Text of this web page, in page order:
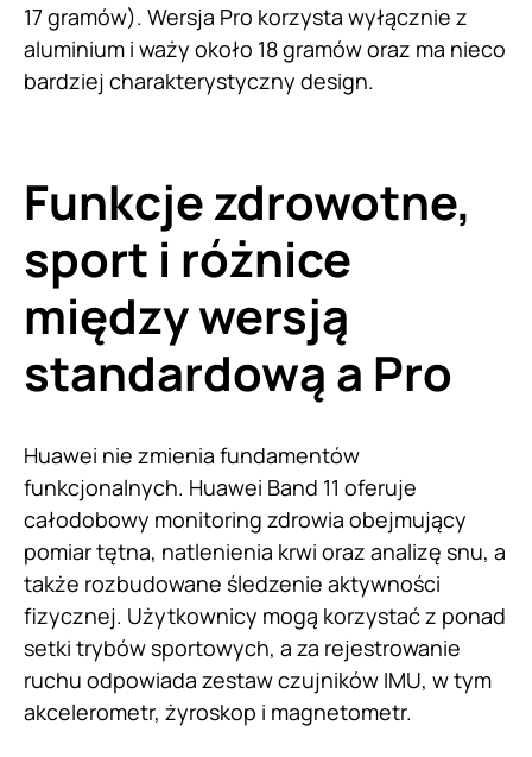
17 gramów). Wersja Pro korzysta wyłącznie z
aluminium i waży około 18 gramów oraz ma nieco
bardziej charakterystyczny design.
Funkcje zdrowotne,
sport i różnice
między wersją
standardową a Pro
Huawei nie zmienia fundamentów
funkcjonalnych. Huawei Band 11 oferuje
całodobowy monitoring zdrowia obejmujący
pomiar tętna, natlenienia krwi oraz analizę snu, a
także rozbudowane śledzenie aktywności
fizycznej. Użytkownicy mogą korzystać z ponad
setki trybów sportowych, a za rejestrowanie
ruchu odpowiada zestaw czujników IMU, w tym
akcelerometr, żyroskop i magnetometr.